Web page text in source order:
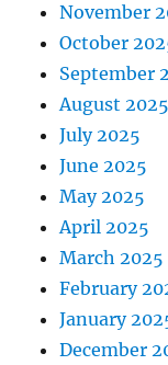
November
October
September
August 2025
July 2025
June 2025
May 2025
April 2025
March 2025
February
January
December